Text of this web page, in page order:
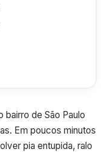
bairro de São Paulo
Em poucos minutos
pia entupida, ralo